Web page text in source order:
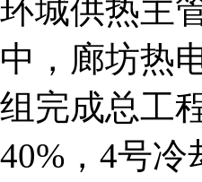
环城供热主
中，廊坊热
组完成总工
40%，4号